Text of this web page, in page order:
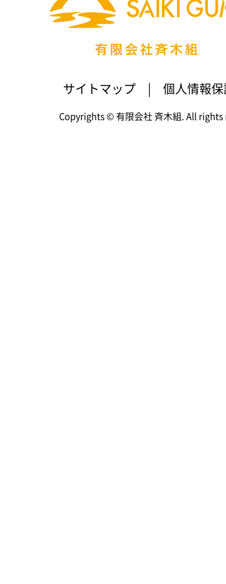
サイトマップ 個人情報
Copyrights © 有限会社 斉木組. All rights